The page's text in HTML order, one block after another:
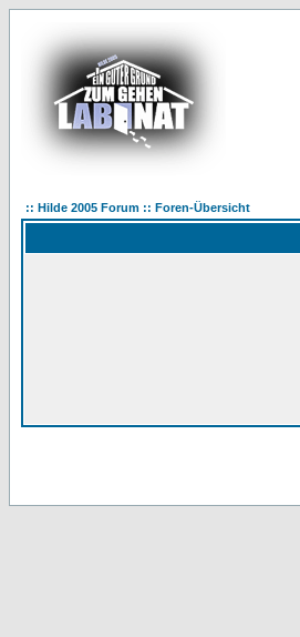
:: Hilde 2005 Forum :: Foren-Übersicht